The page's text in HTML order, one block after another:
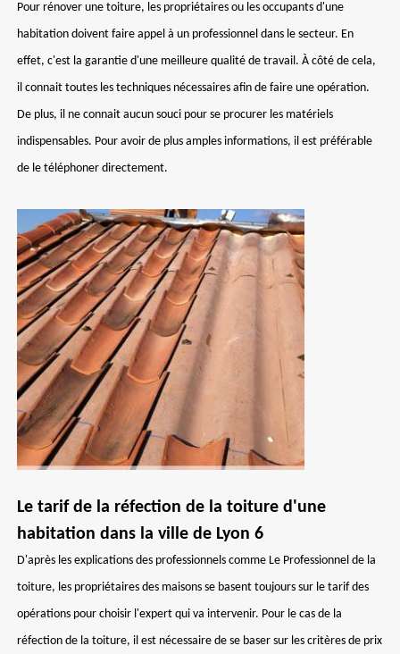
Pour rénover une toiture, les propriétaires ou les occupants d'une
habitation doivent faire appel à un professionnel dans le secteur. En
effet, c'est la garantie d'une meilleure qualité de travail. À côté de cela,
il connait toutes les techniques nécessaires afin de faire une opération.
De plus, il ne connait aucun souci pour se procurer les matériels
indispensables. Pour avoir de plus amples informations, il est préférable
de le téléphoner directement.
Le tarif de la réfection de la toiture d'une
habitation dans la ville de Lyon 6
D'après les explications des professionnels comme Le Professionnel de la
toiture, les propriétaires des maisons se basent toujours sur le tarif des
opérations pour choisir l'expert qui va intervenir. Pour le cas de la
réfection de la toiture, il est nécessaire de se baser sur les critères de prix